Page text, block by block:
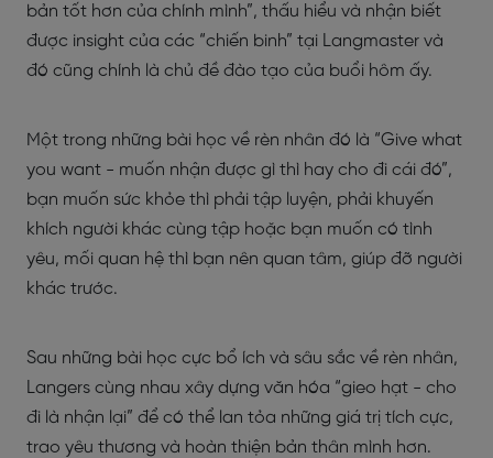
bản tốt hơn của chính mình”, thấu hiểu và nhận biết
được insight của các “chiến binh” tại Langmaster và
đó cũng chính là chủ đề đào tạo của buổi hôm ấy.
Một trong những bài học về rèn nhân đó là “Give what
you want - muốn nhận được gì thì hay cho đi cái đó”,
bạn muốn sức khỏe thì phải tập luyện, phải khuyến
khích người khác cùng tập hoặc bạn muốn có tình
yêu, mối quan hệ thì bạn nên quan tâm, giúp đỡ người
khác trước.
Sau những bài học cực bổ ích và sâu sắc về rèn nhân,
Langers cùng nhau xây dựng văn hóa “gieo hạt - cho
đi là nhận lại” để có thể lan tỏa những giá trị tích cực,
trao yêu thương và hoàn thiện bản thân mình hơn.